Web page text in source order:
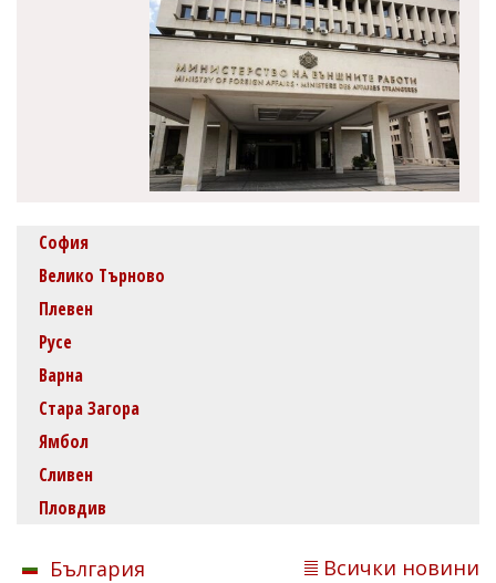
София
Велико Търново
Плевен
Русе
Варна
Стара Загора
Ямбол
Сливен
Пловдив
България Всички новини